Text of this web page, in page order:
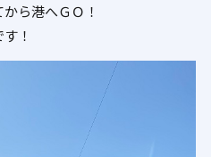
ら港へＧＯ！
！